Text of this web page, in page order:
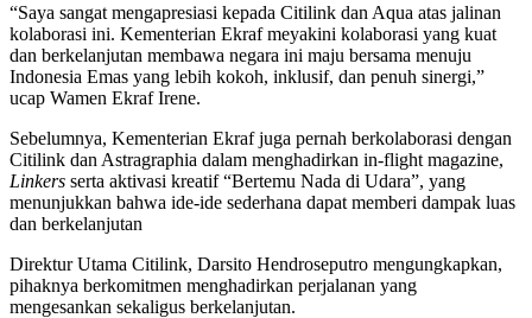
“Saya sangat mengapresiasi kepada Citilink dan Aqua atas jalinan
kolaborasi ini. Kementerian Ekraf meyakini kolaborasi yang kuat
dan berkelanjutan membawa negara ini maju bersama menuju
Indonesia Emas yang lebih kokoh, inklusif, dan penuh sinergi,”
ucap Wamen Ekraf Irene.
Sebelumnya, Kementerian Ekraf juga pernah berkolaborasi dengan
Citilink dan Astragraphia dalam menghadirkan in-flight magazine,
Linkers serta aktivasi kreatif “Bertemu Nada di Udara”, yang
menunjukkan bahwa ide-ide sederhana dapat memberi dampak luas
dan berkelanjutan
Direktur Utama Citilink, Darsito Hendroseputro mengungkapkan,
pihaknya berkomitmen menghadirkan perjalanan yang
mengesankan sekaligus berkelanjutan.